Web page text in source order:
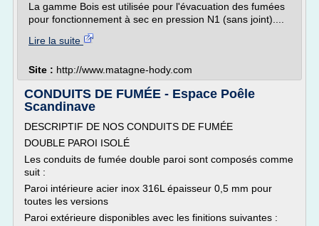
La gamme Bois est utilisée pour l'évacuation des fumées
pour fonctionnement à sec en pression N1 (sans joint)....
Lire la suite
Site : http://www.matagne-hody.com
CONDUITS DE FUMÉE - Espace Poêle
Scandinave
DESCRIPTIF DE NOS CONDUITS DE FUMÉE
DOUBLE PAROI ISOLÉ
Les conduits de fumée double paroi sont composés comme
suit :
Paroi intérieure acier inox 316L épaisseur 0,5 mm pour
toutes les versions
Paroi extérieure disponibles avec les finitions suivantes :